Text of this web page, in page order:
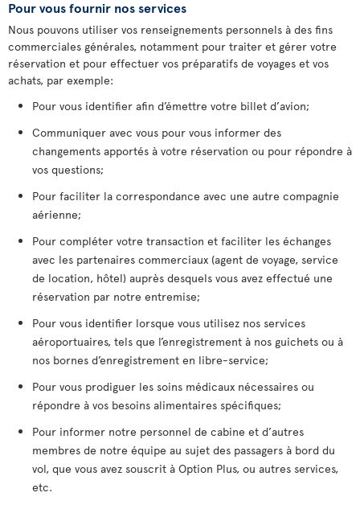
Pour vous fournir nos services
Nous pouvons utiliser vos renseignements personnels à des fins
commerciales générales, notamment pour traiter et gérer votre
réservation et pour effectuer vos préparatifs de voyages et vos
achats, par exemple:
Pour vous identifier afin d’émettre votre billet d’avion;
Communiquer avec vous pour vous informer des
changements apportés à votre réservation ou pour répondre à
vos questions;
Pour faciliter la correspondance avec une autre compagnie
aérienne;
Pour compléter votre transaction et faciliter les échanges
avec les partenaires commerciaux (agent de voyage, service
de location, hôtel) auprès desquels vous avez effectué une
réservation par notre entremise;
Pour vous identifier lorsque vous utilisez nos services
aéroportuaires, tels que l’enregistrement à nos guichets ou à
nos bornes d’enregistrement en libre-service;
Pour vous prodiguer les soins médicaux nécessaires ou
répondre à vos besoins alimentaires spécifiques;
Pour informer notre personnel de cabine et d’autres
membres de notre équipe au sujet des passagers à bord du
vol, que vous avez souscrit à Option Plus, ou autres services,
etc.